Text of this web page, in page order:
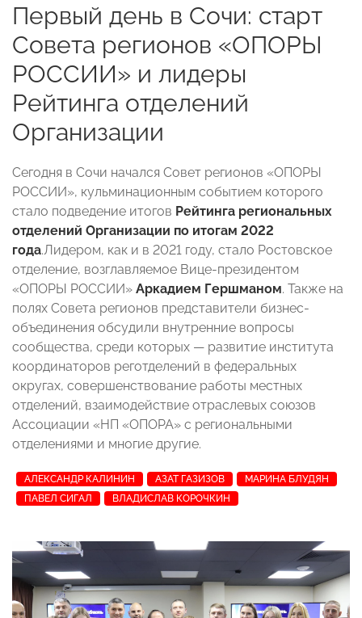
Первый день в Сочи: старт
Совета регионов «ОПОРЫ
РОССИИ» и лидеры
Рейтинга отделений
Организации
Сегодня в Сочи начался Совет регионов «ОПОРЫ
РОССИИ», кульминационным событием которого
стало подведение итогов Рейтинга региональных
отделений Организации по итогам 2022
года.Лидером, как и в 2021 году, стало Ростовское
отделение, возглавляемое Вице-президентом
«ОПОРЫ РОССИИ» Аркадием Гершманом. Также на
полях Совета регионов представители бизнес-
объединения обсудили внутренние вопросы
сообщества, среди которых — развитие института
координаторов реготделений в федеральных
округах, совершенствование работы местных
отделений, взаимодействие отраслевых союзов
Ассоциации «НП «ОПОРА» с региональными
отделениями и многие другие.
АЛЕКСАНДР КАЛИНИН АЗАТ ГАЗИЗОВ
МАРИНА БЛУДЯН
ПАВЕЛ СИГАЛ
ВЛАДИСЛАВ КОРОЧКИН